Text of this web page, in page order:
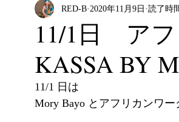
11/1日 ア
KASSA BY
RED-B 2020年11月9日 読了時
11/1 日は
Mory Bayo とアフリカンワ